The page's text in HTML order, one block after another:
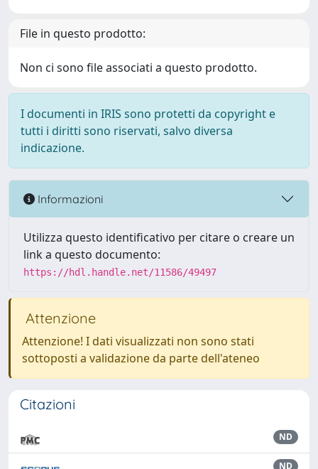
File in questo prodotto:
Non ci sono file associati a questo prodotto.
I documenti in IRIS sono protetti da copyright e
tutti i diritti sono riservati, salvo diversa
indicazione.
Informazioni
Utilizza questo identificativo per citare o creare un
link a questo documento:
https://hdl.handle.net/11586/49497
Attenzione
Attenzione! I dati visualizzati non sono stati
sottoposti a validazione da parte dell'ateneo
Citazioni
ND
ND